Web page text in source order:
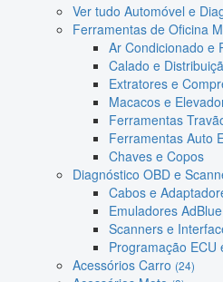
Ver tudo Automóvel e
Ferramentas de Oficina
Ar Condicionado e
Calado e
Extratores e
Macacos e
Ferramentas
Ferramentas Auto
Chaves e Copos
Diagnóstico OBD e
Cabos e
Emuladores AdBlue
Scanners e
Programação ECU
Acessórios Carro (24)